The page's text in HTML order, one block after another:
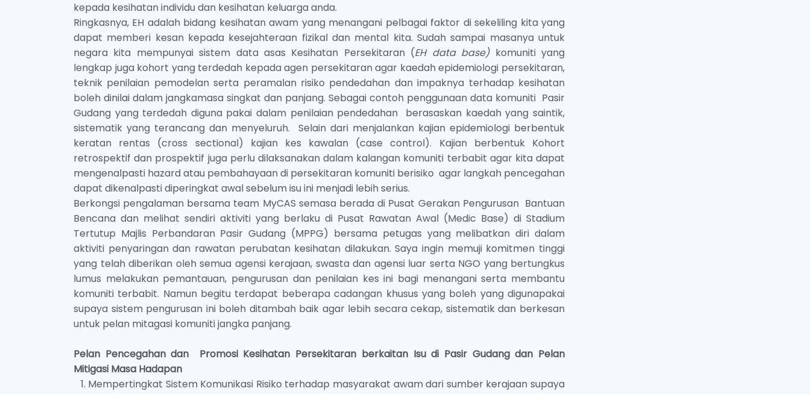
kepada kesihatan individu dan kesihatan keluarga anda.
Ringkasnya, EH adalah bidang kesihatan awam yang menangani pelbagai faktor di sekeliling kita yang
dapat memberi kesan kepada kesejahteraan fizikal dan mental kita. Sudah sampai masanya untuk
negara kita mempunyai sistem data asas Kesihatan Persekitaran (EH data base)komuniti yang
lengkap juga kohort yang terdedah kepada agen persekitaran agar kaedah epidemiologi persekitaran,
teknik penilaian pemodelan serta peramalan risiko pendedahan dan impaknya terhadap kesihatan
boleh dinilai dalam jangkamasa singkat dan panjang. Sebagai contoh penggunaan data komuniti Pasir
Gudang yang terdedah diguna pakai dalam penilaian pendedahan berasaskan kaedah yang saintik,
sistematik yang terancang dan menyeluruh. Selain dari menjalankan kajian epidemiologi berbentuk
keratan rentas (cross sectional) kajian kes kawalan (case control). Kajian berbentuk Kohort
retrospektif dan prospektif juga perlu dilaksanakan dalam kalangan komuniti terbabit agar kita dapat
mengenalpasti hazard atau pembahayaan di persekitaran komuniti berisiko agar langkah pencegahan
dapat dikenalpasti diperingkat awal sebelum isu ini menjadi lebih serius.
Berkongsi pengalaman bersama team MyCAS semasa berada di Pusat Gerakan Pengurusan Bantuan
Bencana dan melihat sendiri aktiviti yang berlaku di Pusat Rawatan Awal (Medic Base) di Stadium
Tertutup Majlis Perbandaran Pasir Gudang (MPPG) bersama petugas yang melibatkan diri dalam
aktiviti penyaringan dan rawatan perubatan kesihatan dilakukan. Saya ingin memuji komitmen tinggi
yang telah diberikan oleh semua agensi kerajaan, swasta dan agensi luar serta NGO yang bertungkus
lumus melakukan pemantauan, pengurusan dan penilaian kes ini bagi menangani serta membantu
komuniti terbabit. Namun begitu terdapat beberapa cadangan khusus yang boleh yang digunapakai
supaya sistem pengurusan ini boleh ditambah baik agar lebih secara cekap, sistematik dan berkesan
untuk pelan mitagasi komuniti jangka panjang.
Pelan Pencegahan dan Promosi Kesihatan Persekitaran berkaitan Isu di Pasir Gudang dan Pelan
Mitigasi Masa Hadapan
Mempertingkat Sistem Komunikasi Risiko terhadap masyarakat awam dari sumber kerajaan supaya